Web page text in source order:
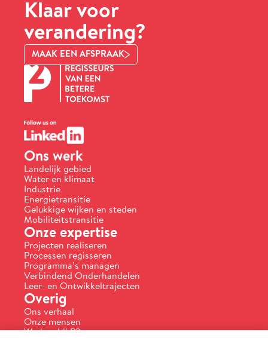
Klaar voor
verandering?
MAAK EEN AFSPRAAK
Ons werk
Landelijk gebied
Water en klimaat
Industrie
Energietransitie
Gelukkige wijken en steden
Mobiliteitstransitie
Onze expertise
Projecten realiseren
Processen regisseren
Programma’s managen
Verbindend Onderhandelen
Leer- en Ontwikkeltrajecten
Overig
Ons verhaal
Onze mensen
Werken bij P2